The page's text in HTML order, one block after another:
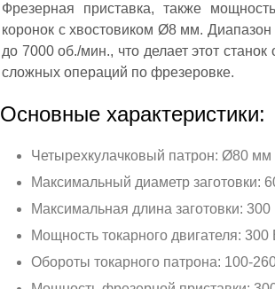
Фрезерная приставка, также
коронок с хвостовиком Ø8 мм.
до 7000 об./мин., что делает этот
сложных операций по фрезеровке.
Основные характеристики:
Четырехкулачковый патрон: Ø80 мм
Максимальный диаметр заготовки:
Максимальная длина заготовки:
Мощность токарного двигателя: 300
Обороты токарного патрона: 100-